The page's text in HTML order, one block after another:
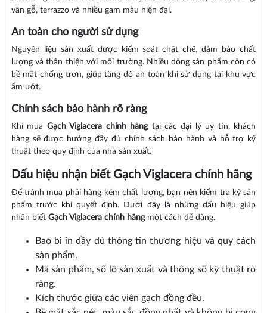
vân gỗ, terrazzo và nhiều gam màu hiện đại.
An toàn cho người sử dụng
Nguyên liệu sản xuất được kiểm soát chặt chẽ, đảm bảo chất
lượng và thân thiện với môi trường. Nhiều dòng sản phẩm còn có
bề mặt chống trơn, giúp tăng độ an toàn khi sử dụng tại khu vực
ẩm ướt.
Chính sách bảo hành rõ ràng
Khi mua Gạch Viglacera chính hãngtại các đại lý uy tín, khách
hàng sẽ được hưởng đầy đủ chính sách bảo hành và hỗ trợ kỹ
thuật theo quy định của nhà sản xuất.
Dấu hiệu nhận biết Gạch Viglacera chính hãng
Để tránh mua phải hàng kém chất lượng, bạn nên kiểm tra kỹ sản
phẩm trước khi quyết định. Dưới đây là những dấu hiệu giúp
nhận biết Gạch Viglacera chính hãngmột cách dễ dàng.
Bao bì in đầy đủ thông tin thương hiệu và quy cách
sản phẩm.
Mã sản phẩm, số lô sản xuất và thông số kỹ thuật rõ
ràng.
Kích thước giữa các viên gạch đồng đều.